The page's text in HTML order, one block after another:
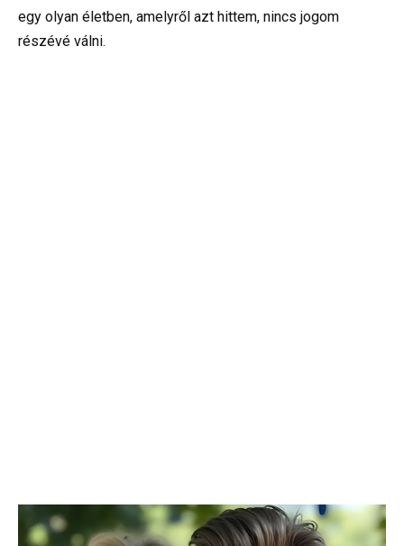
egy olyan életben, amelyről azt hittem, nincs jogom
részévé válni.